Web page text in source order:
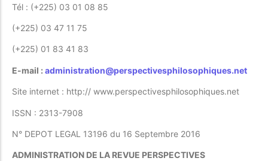
Tél : (+225) 03 01 08 85
(+225) 03 47 11 75
(+225) 01 83 41 83
E-mail : administration@perspectivesphilosophiques.net
Site internet : http:// www.perspectivesphilosophiques.net
ISSN : 2313-7908
N° DEPOT LEGAL 13196 du 16 Septembre 2016
ADMINISTRATION DE LA REVUE PERSPECTIVES